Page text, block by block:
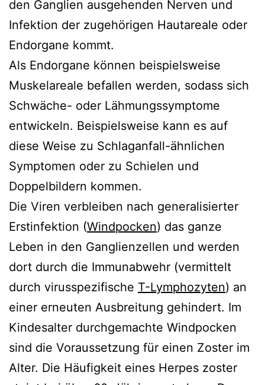
den Ganglien ausgehenden Nerven und
Infektion der zugehörigen Hautareale oder
Endorgane kommt.
Als Endorgane können beispielsweise
Muskelareale befallen werden, sodass sich
Schwäche- oder Lähmungssymptome
entwickeln. Beispielsweise kann es auf
diese Weise zu Schlaganfall-ähnlichen
Symptomen oder zu Schielen und
Doppelbildern kommen.
Die Viren verbleiben nach generalisierter
Erstinfektion (Windpocken) das ganze
Leben in den Ganglienzellen und werden
dort durch die Immunabwehr (vermittelt
durch virusspezifische T-Lymphozyten) an
einer erneuten Ausbreitung gehindert. Im
Kindesalter durchgemachte Windpocken
sind die Voraussetzung für einen Zoster im
Alter. Die Häufigkeit eines Herpes zoster